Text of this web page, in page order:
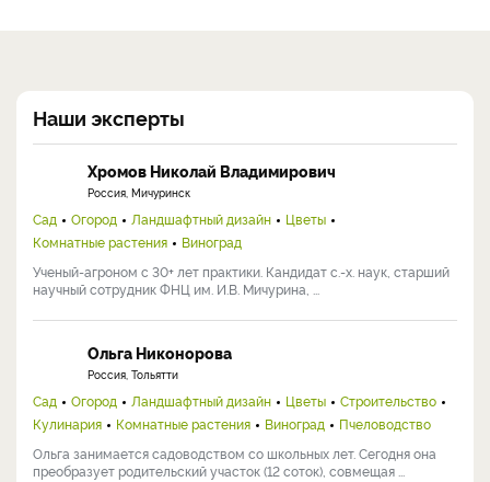
Наши эксперты
Хромов Николай Владимирович
Россия, Мичуринск
Сад Огород Ландшафтный дизайн
Цветы
Комнатные растения
Виноград
Ученый-агроном с 30+ лет практики. Кандидат с.-х. наук, старший
научный сотрудник ФНЦ им. И.В. Мичурина, ...
Ольга Никонорова
Россия, Тольятти
Сад Огород Ландшафтный дизайн Цветы
Строительство
Кулинария
Комнатные растения Виноград
Пчеловодство
Ольга занимается садоводством со школьных лет. Сегодня она
преобразует родительский участок (12 соток), совмещая ...